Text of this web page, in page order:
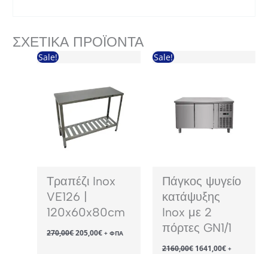
ΣΧΕΤΙΚΆ ΠΡΟΪΌΝΤΑ
Sale!
Τραπέζι Inox
VE126 |
120x60x80cm
270,00€Original
price
205,00€Η+ ΦΠΑ
Sale!
Πάγκος ψυγείο
κατάψυξης
Inox με 2
πόρτες GN1/1
2160,00€ Original
1641,00€Η+